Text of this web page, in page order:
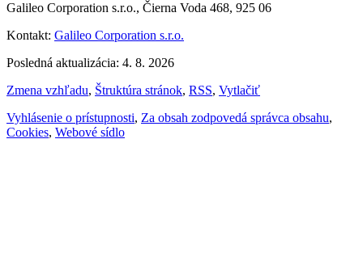
Galileo Corporation s.r.o., Čierna Voda 468, 925 06
Kontakt: Galileo Corporation s.r.o.
Posledná aktualizácia: 4. 8. 2026
Zmena vzhľadu, Štruktúra stránok, RSS, Vytlačiť
Vyhlásenie o prístupnosti, Za obsah zodpovedá správca obsahu,
Cookies, Webové sídlo